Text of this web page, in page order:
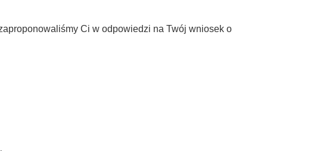
Ci w odpowiedzi na Twój wniosek o